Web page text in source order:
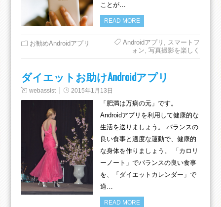
ことが…
READ MORE
お勧めAndroidアプリ Androidアプリ
スマートフ
ォン ,写真撮影を楽しく
ダイエットお助けAndroidアプリ
webassist 2015年1月13日
「肥満は万病の元」です。
Androidアプリを利用して健康的な
生活を送りましょう。 バランスの
良い食事と適度な運動で、健康的
な身体を作りましょう。 「カロリ
ーノート」でバランスの良い食事
を、「ダイエットカレンダー」で
適…
READ MORE